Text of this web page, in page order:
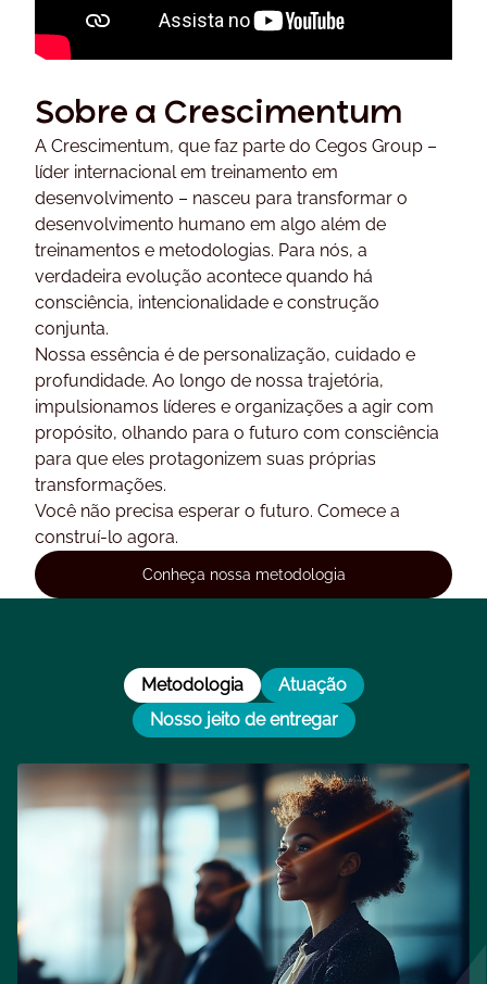
Sobre a Crescimentum
A Crescimentum, que faz parte do Cegos Group –
líder internacional em treinamento em
desenvolvimento – nasceu para transformar o
desenvolvimento humano em algo além de
treinamentos e metodologias. Para nós, a
verdadeira evolução acontece quando há
consciência, intencionalidade e construção
conjunta.
Nossa essência é de personalização, cuidado e
profundidade. Ao longo de nossa trajetória,
impulsionamos líderes e organizações a agir com
propósito, olhando para o futuro com consciência
para que eles protagonizem suas próprias
transformações.
Você não precisa esperar o futuro. Comece a
construí-lo agora.
Conheça nossa metodologia
Metodologia
Atuação
Nosso jeito de entregar